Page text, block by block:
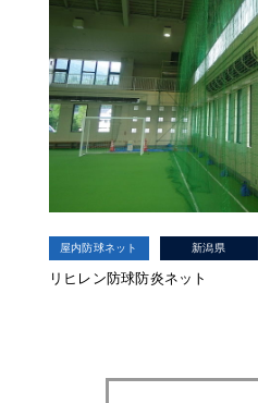
屋内防球ネット 新潟県
リヒレン防球防炎ネット